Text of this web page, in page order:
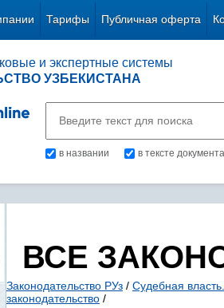
Тарифы Публичная оферта
и экспертные системы
УЗБЕКИСТАНА
в названии в тексте документа
ВСЕ
Законодательство РУз / Судебная
законодательство /